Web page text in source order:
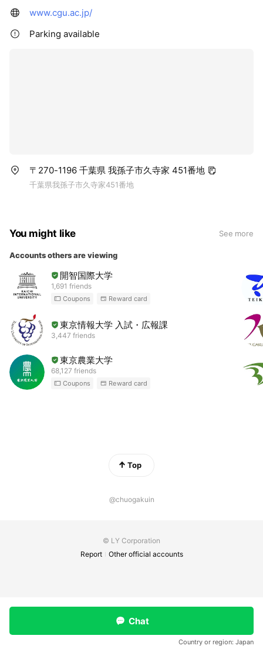
www.cgu.ac.jp/
Parking available
〒270-1196 千葉県 我孫子市久寺家 451番地
千葉県我孫子市久寺家451番地
You might like See more
Accounts others are viewing
開智国際大学
1,691 friends
Coupons Reward card
東京情報大学 入試・広報課
3,447 friends
東京農業大学
68,127 friends
Coupons Reward card
Top
@chuogakuin
© LY Corporation
Report
Other official accounts
Chat
Country or region: Japan